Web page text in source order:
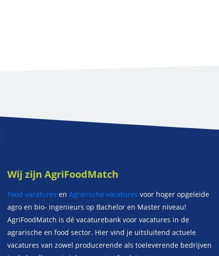
Wij zijn AgriFoodMatch
Food vacatures en Agrarische vacatures voor hoger opgeleide
agro en bio- ingenieurs op Bachelor en Master niveau!
AgriFoodMatch is dé vacaturebank voor vacatures in de
agrarische en food sector. Hier vind je uitsluitend actuele
vacatures van zowel producerende als toeleverende bedrijven